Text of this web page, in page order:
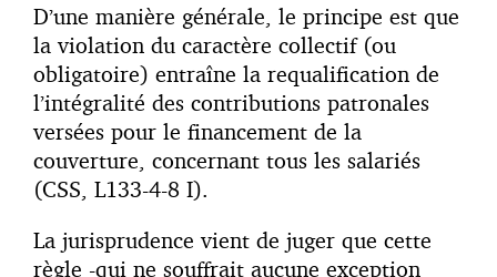
D’une manière générale, le principe est que
la violation du caractère collectif (ou
obligatoire) entraîne la requalification de
l’intégralité des contributions patronales
versées pour le financement de la
couverture, concernant tous les salariés
(CSS, L133-4-8 I).
La jurisprudence vient de juger que cette
règle -qui ne souffrait aucune exception